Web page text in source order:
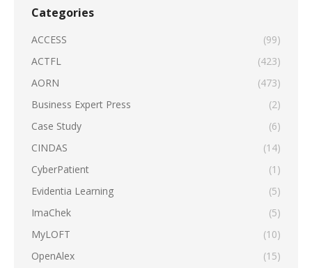
Categories
ACCESS
(99)
ACTFL
(423)
AORN
(473)
Business Expert Press
(2)
Case Study
(6)
CINDAS
(14)
CyberPatient
(1)
Evidentia Learning
(5)
ImaChek
(5)
MyLOFT
(10)
OpenAlex
(15)